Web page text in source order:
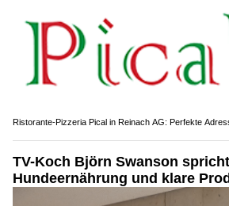
Ristorante-Pizzeria Pical in Reinach AG: Perfekte
TV-Koch Björn Swanson
Hundeernährung und klare